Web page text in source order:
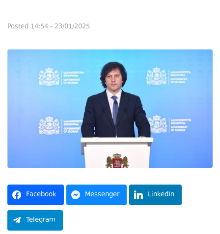
Posted 14:54 - 23/01/2025
Facebook Messenger LinkedIn
Telegram